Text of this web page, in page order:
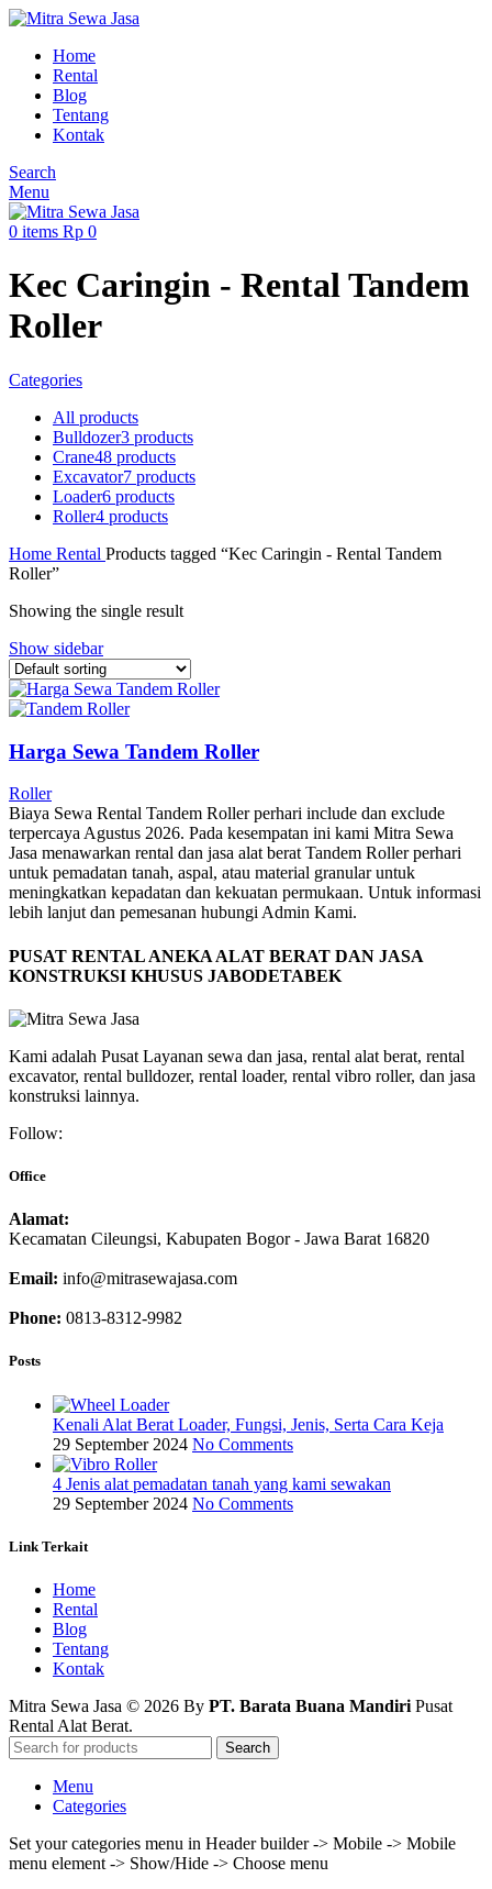
Home
Rental
Blog
Tentang
Kontak
Search
Menu
0 items Rp 0
Kec Caringin - Rental Tandem
Roller
Categories
All products
Bulldozer3 products
Crane48 products
Excavator7 products
Loader6 products
Roller4 products
Home Rental Products tagged “Kec Caringin - Rental Tandem
Roller”
Showing the single result
Show sidebar
Harga Sewa Tandem Roller
Roller
Biaya Sewa Rental Tandem Roller perhari include dan exclude
terpercaya Agustus 2026. Pada kesempatan ini kami Mitra Sewa
Jasa menawarkan rental dan jasa alat berat Tandem Roller perhari
untuk pemadatan tanah, aspal, atau material granular untuk
meningkatkan kepadatan dan kekuatan permukaan. Untuk informasi
lebih lanjut dan pemesanan hubungi Admin Kami.
PUSAT RENTAL ANEKA ALAT BERAT DAN JASA
KONSTRUKSI KHUSUS JABODETABEK
Kami adalah Pusat Layanan sewa dan jasa, rental alat berat, rental
excavator, rental bulldozer, rental loader, rental vibro roller, dan jasa
konstruksi lainnya.
Follow:
Office
Alamat:
Kecamatan Cileungsi, Kabupaten Bogor - Jawa Barat 16820
Email: info@mitrasewajasa.com
Phone: 0813-8312-9982
Posts
Kenali Alat Berat Loader, Fungsi, Jenis, Serta Cara Keja
29 September 2024 No Comments
4 Jenis alat pemadatan tanah yang kami sewakan
29 September 2024 No Comments
Link Terkait
Home
Rental
Blog
Tentang
Kontak
Mitra Sewa Jasa © 2026 By PT. Barata Buana Mandiri Pusat
Rental Alat Berat.
Search
Menu
Categories
Set your categories menu in Header builder -> Mobile -> Mobile
menu element -> Show/Hide -> Choose menu